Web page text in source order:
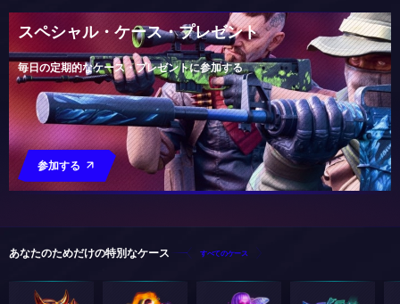
スペシャル・ケース・プレゼント
毎日の定期的なケース・プレゼントに参加する
参加する
あなたのためだけの特別なケース すべてのケース